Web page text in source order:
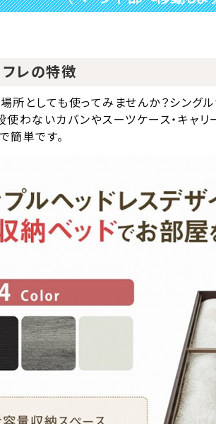
レの特徴
所としても使ってみませんか？シング
わないカバンやスーツケース・キャ
単です。